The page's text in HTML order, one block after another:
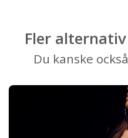
Fler
Du kanske